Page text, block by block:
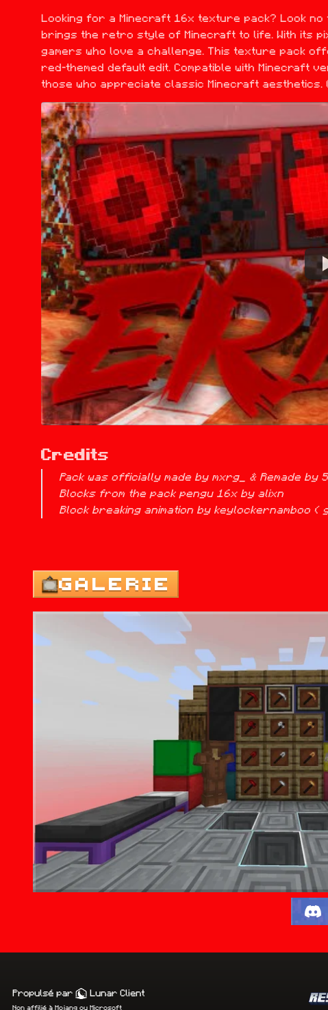
Looking for a Minecraft 16x texture pack? Look
brings the retro style of Minecraft to life. With its
gamers who love a challenge. This texture pack
red-themed default edit. Compatible with Minecraft
those who appreciate classic Minecraft
Credits
Pack was officially made by mxrg_ & Remade by
Blocks from the pack pengu 16x by alixn
Block breaking animation by keylockernamboo (
GALERIE
Propulsé par Lunar Client
Non affilié à Mojang ou Microsoft